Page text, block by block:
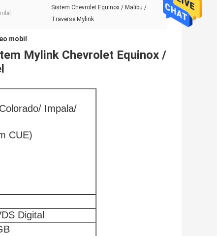
Sistem Chevrolet Equinox / Malibu /
Traverse Mylink
mobil
Mylink Chevrolet Equinox /
Impala/
CUE)
Digital